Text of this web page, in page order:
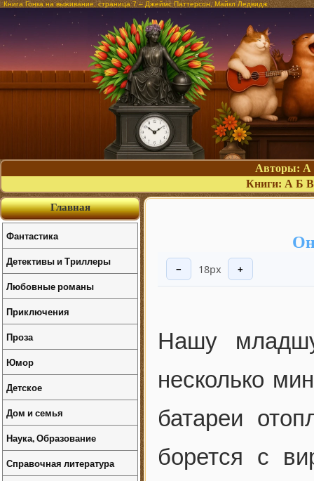
Книга Гонка на выживание, страница 7 – Джеймс Паттерсон, Майкл Ледвидж
Авторы: А
Книги: А Б В
− 18px +
Нашу
несколько
батареи
борется с
Главная
Фантастика
Детективы и Триллеры
Любовные романы
Приключения
Проза
Юмор
Детское
Дом и семья
Наука, Образование
Справочная литература